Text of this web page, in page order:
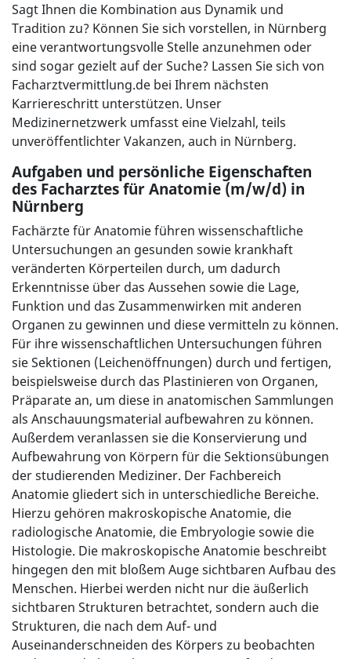
Sagt Ihnen die Kombination aus Dynamik und
Tradition zu? Können Sie sich vorstellen, in Nürnberg
eine verantwortungsvolle Stelle anzunehmen oder
sind sogar gezielt auf der Suche? Lassen Sie sich von
Facharztvermittlung.de bei Ihrem nächsten
Karriereschritt unterstützen. Unser
Medizinernetzwerk umfasst eine Vielzahl, teils
unveröffentlichter Vakanzen, auch in Nürnberg.
Aufgaben und persönliche Eigenschaften
des Facharztes für Anatomie (m/w/d) in
Nürnberg
Fachärzte für Anatomie führen wissenschaftliche
Untersuchungen an gesunden sowie krankhaft
veränderten Körperteilen durch, um dadurch
Erkenntnisse über das Aussehen sowie die Lage,
Funktion und das Zusammenwirken mit anderen
Organen zu gewinnen und diese vermitteln zu können.
Für ihre wissenschaftlichen Untersuchungen führen
sie Sektionen (Leichenöffnungen) durch und fertigen,
beispielsweise durch das Plastinieren von Organen,
Präparate an, um diese in anatomischen Sammlungen
als Anschauungsmaterial aufbewahren zu können.
Außerdem veranlassen sie die Konservierung und
Aufbewahrung von Körpern für die Sektionsübungen
der studierenden Mediziner. Der Fachbereich
Anatomie gliedert sich in unterschiedliche Bereiche.
Hierzu gehören makroskopische Anatomie, die
radiologische Anatomie, die Embryologie sowie die
Histologie. Die makroskopische Anatomie beschreibt
hingegen den mit bloßem Auge sichtbaren Aufbau des
Menschen. Hierbei werden nicht nur die äußerlich
sichtbaren Strukturen betrachtet, sondern auch die
Strukturen, die nach dem Auf- und
Auseinanderschneiden des Körpers zu beobachten